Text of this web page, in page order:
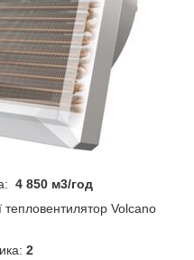
4 850 м3/год
тепловентилятор Volcano
2